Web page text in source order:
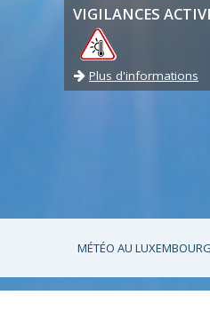
VIGILANCES
Plus d'informations
MÉTÉO AU LUXEMBOURG